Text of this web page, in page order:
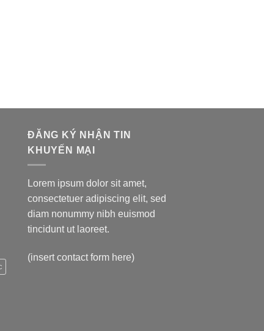
ĐĂNG KÝ NHẬN TIN
KHUYẾN MẠI
Lorem ipsum dolor sit amet,
consectetuer adipiscing elit, sed
diam nonummy nibh euismod
tincidunt ut laoreet.
(insert contact form here)